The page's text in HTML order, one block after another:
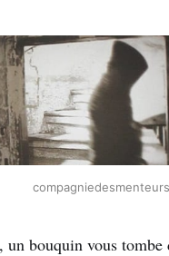
compagniedesmenteurs
un bouquin vous tombe